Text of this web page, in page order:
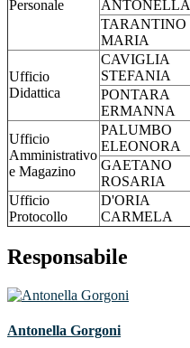
Personale
ANTONELLA
TARANTINO
MARIA
Ufficio
Didattica
CAVIGLIA
STEFANIA
PONTARA
ERMANNA
Ufficio
Amministrativo
e Magazino
PALUMBO
ELEONORA
GAETANO
ROSARIA
Ufficio
Protocollo
D'ORIA
CARMELA
Responsabile
Antonella Gorgoni